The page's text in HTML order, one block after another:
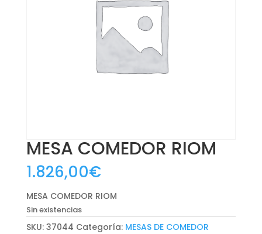
MESA COMEDOR RIOM
1.826,00€
MESA COMEDOR RIOM
Sin existencias
SKU: 37044 Categoría: MESAS DE COMEDOR